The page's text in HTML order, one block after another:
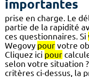
importantes
prise en charge. Le
partie de la rapidité
ces questionnaires. Si
Wegovy pour votre
Cliquez ici pour
selon votre situation ?
critères ci-dessus, la